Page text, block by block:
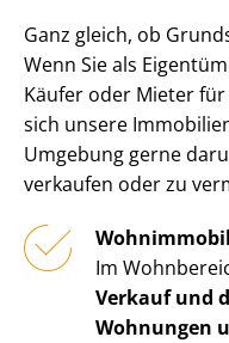
Ganz gleich, ob
Wenn Sie als
Käufer oder Mieter
sich unsere
Umgebung gerne
verkaufen oder zu
Im
Verkauf und
Wohnungen